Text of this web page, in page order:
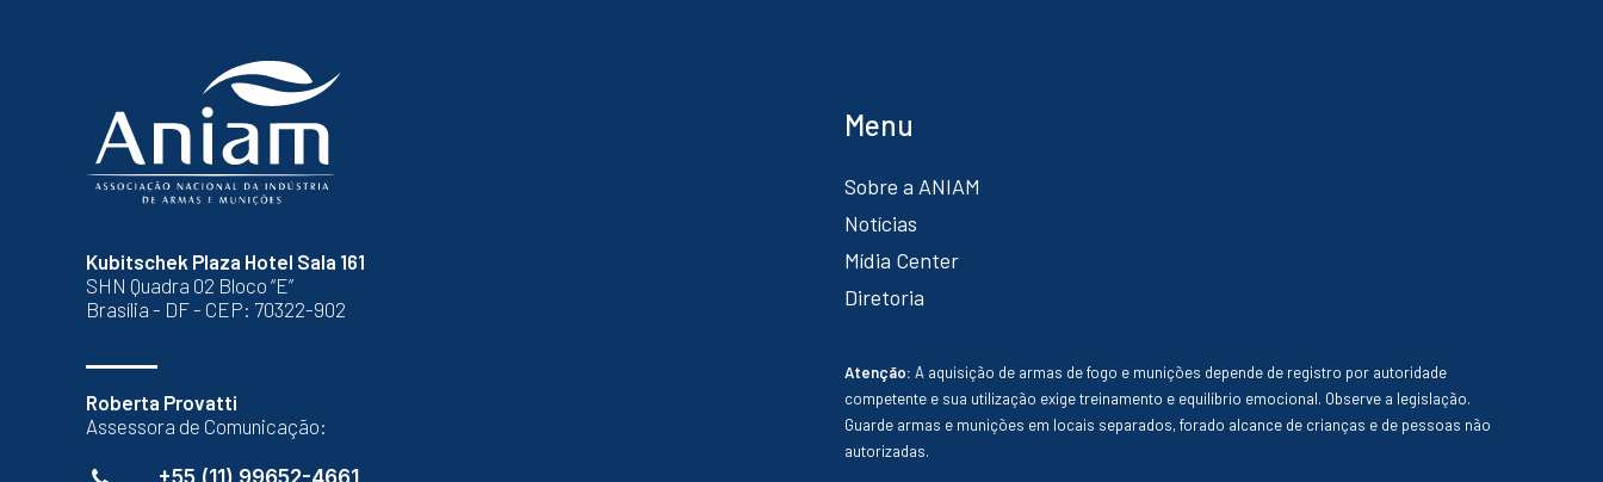
Kubitschek Plaza Hotel Sala 161
SHN Quadra 02 Bloco “E”
Brasília - DF - CEP: 70322-902
Roberta Provatti
Assessora de Comunicação:
+55 (11) 99652-4661
Menu
Sobre a ANIAM
Notícias
Mídia Center
Diretoria
Atenção: A aquisição de armas de fogo e munições depende de registro por autoridade
competente e sua utilização exige treinamento e equilíbrio emocional. Observe a legislação.
Guarde armas e munições em locais separados, forado alcance de crianças e de pessoas não
autorizadas.